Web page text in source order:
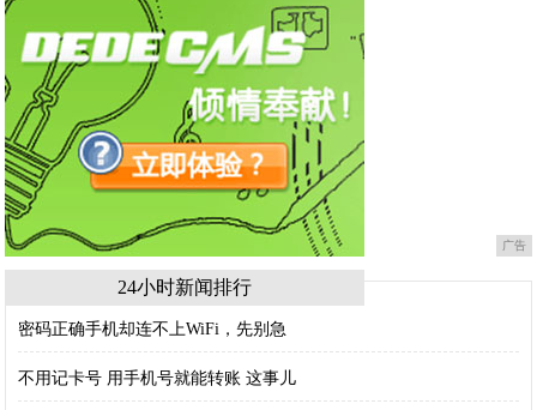
广告
24小时新闻排行
密码正确手机却连不上WiFi，先别急
不用记卡号 用手机号就能转账 这事儿